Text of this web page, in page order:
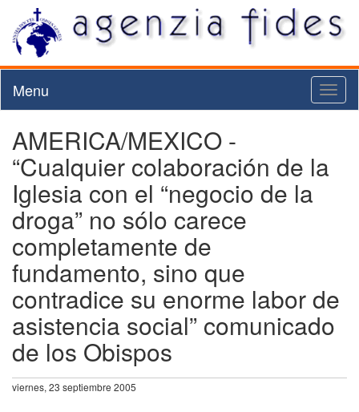
Menu
AMERICA/MEXICO -
“Cualquier colaboración de la
Iglesia con el “negocio de la
droga” no sólo carece
completamente de
fundamento, sino que
contradice su enorme labor de
asistencia social” comunicado
de los Obispos
viernes, 23 septiembre 2005